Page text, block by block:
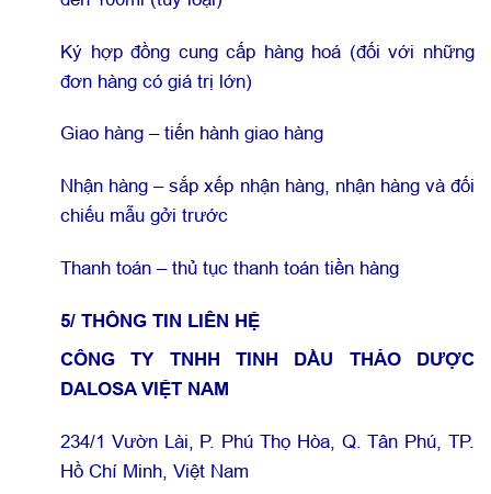
Ký hợp đồng cung cấp hàng hoá (đối với những
đơn hàng có giá trị lớn)
Giao hàng – tiến hành giao hàng
Nhận hàng – sắp xếp nhận hàng, nhận hàng và đối
chiếu mẫu gởi trước
Thanh toán – thủ tục thanh toán tiền hàng
5/ THÔNG TIN LIÊN HỆ
CÔNG TY TNHH TINH DẦU THẢO DƯỢC
DALOSA VIỆT NAM
234/1 Vườn Lài, P. Phú Thọ Hòa, Q. Tân Phú, TP.
Hồ Chí Minh, Việt Nam